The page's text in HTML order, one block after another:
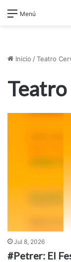
Menú
Inicio /Teatro
Jul 8, 2026
#Petrer: El